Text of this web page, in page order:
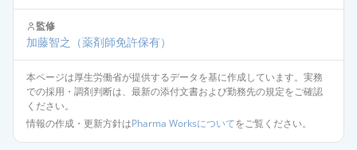
照射濃厚血小板－LR「日赤」
薬価 163471 円
監修
加藤智之 （薬剤師免許保有）
本ページは厚生労働省が提供するデータを基に作成しています。実務
での採用・調剤判断は、最新の添付文書および勤務先の規定をご確認
ください。
情報の作成・更新方針はPharma Worksについてをご覧ください。